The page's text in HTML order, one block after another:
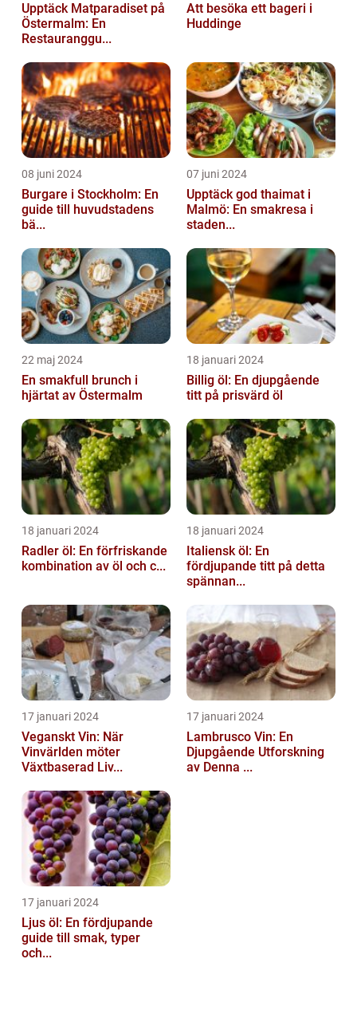
Upptäck Matparadiset på
Östermalm: En
Restauranggu...
Att besöka ett bageri i
Huddinge
08 juni 2024
Burgare i Stockholm: En
guide till huvudstadens
bä...
07 juni 2024
Upptäck god thaimat i
Malmö: En smakresa i
staden...
22 maj 2024
En smakfull brunch i
hjärtat av Östermalm
18 januari 2024
Billig öl: En djupgående
titt på prisvärd öl
18 januari 2024
Radler öl: En förfriskande
kombination av öl och c...
18 januari 2024
Italiensk öl: En
fördjupande titt på detta
spännan...
17 januari 2024
Veganskt Vin: När
Vinvärlden möter
Växtbaserad Liv...
17 januari 2024
Lambrusco Vin: En
Djupgående Utforskning
av Denna ...
17 januari 2024
Ljus öl: En fördjupande
guide till smak, typer
och...